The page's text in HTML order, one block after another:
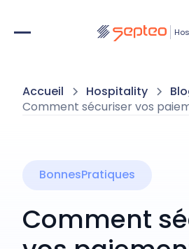
Accueil Hospitality
Comment sécuriser vos
BonnesPratiques
Comment